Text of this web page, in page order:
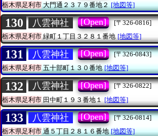
栃木県足利市大門通２３７９番地２ [地図等]
130 八雲神社 [Open]
[〒326-0816]
栃木県足利市緑町１丁目３２８１番地 [地図等]
131 八雲神社 [Open]
[〒326-0843]
栃木県足利市五十部町１３０番地 [地図等]
132 八雲神社 [Open]
[〒326-0822]
栃木県足利市 田中町１９３番地１ [地図等]
133 八雲神社 [Open]
[〒326-0814]
栃木県足利市通５丁目２８１６番地 [地図等]